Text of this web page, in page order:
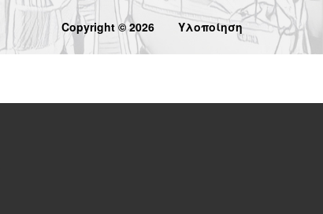
Copyright © 2026 Υλοποίηση